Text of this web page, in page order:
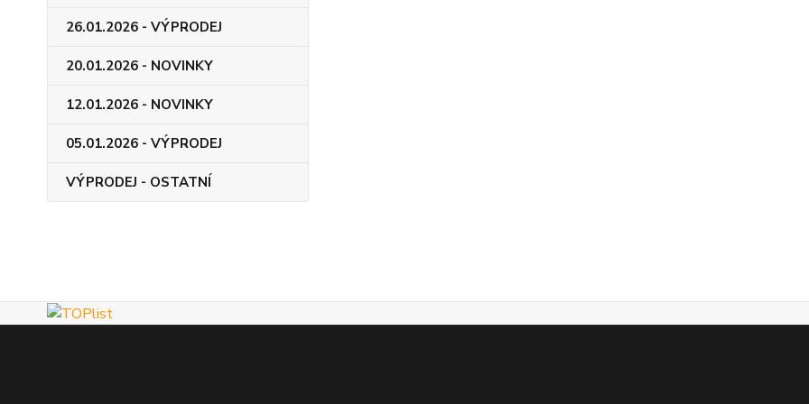
26.01.2026 - VÝPRODEJ
20.01.2026 - NOVINKY
12.01.2026 - NOVINKY
05.01.2026 - VÝPRODEJ
VÝPRODEJ - OSTATNÍ